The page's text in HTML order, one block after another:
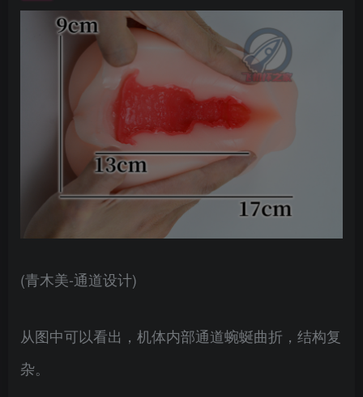
(青木美-通道设计)
从图中可以看出，机体内部通道蜿蜒曲折，结构复
杂。